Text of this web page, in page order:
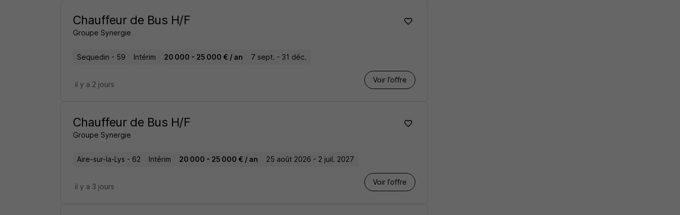
Chauffeur de Bus H/F
Groupe Synergie
Sequedin - 59 Intérim 20 000 - 25 000 € / an 7 sept. - 31 déc.
Voir l’offre
il y a 2 jours
Chauffeur de Bus H/F
Groupe Synergie
Aire-sur-la-Lys - 62 Intérim 20 000 - 25 000 € / an 25 août 2026 - 2 juil. 2027
Voir l’offre
il y a 3 jours